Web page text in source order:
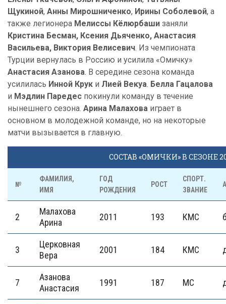
Щукиной, Анны Мирошниченко, Ирины Соболевой, а
также легионера Мелиссы Кёлюрбаши заняли
Кристина Бесман, Ксения Дьяченко, Анастасия
Васильева, Виктория Велисевич. Из чемпионата
Турции вернулась в Россию и усилила «Омичку»
Анастасия Азанова. В середине сезона команда
усилилась Инной Крук и Лией Векуа. Белла Гацалова
и Мэдлин Паредес покинули команду в течение
нынешнего сезона. Арина Малахова играет в
основном в молодежной команде, но на некоторые
матчи вызывается в главную.
СОСТАВ «ОМИЧКИ» В СЕЗОНЕ
№
ФАМИЛИЯ,
ИМЯ
ГОД
РОЖДЕНИЯ
РОСТ
СПОРТ.
ЗВАНИЕ
2
Малахова
Арина
2011 193 КМС
3
Церковная
Вера
2001 184 КМС
7
Азанова
Анастасия
1991 187 МС